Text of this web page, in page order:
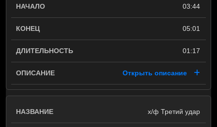
03:44
05:01
01:17
Открыть описание
х/ф Третий удар